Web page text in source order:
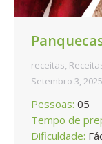
receitas,
Setembro 3, 2025
Pessoas: 05
Tempo de
Dificuldade: